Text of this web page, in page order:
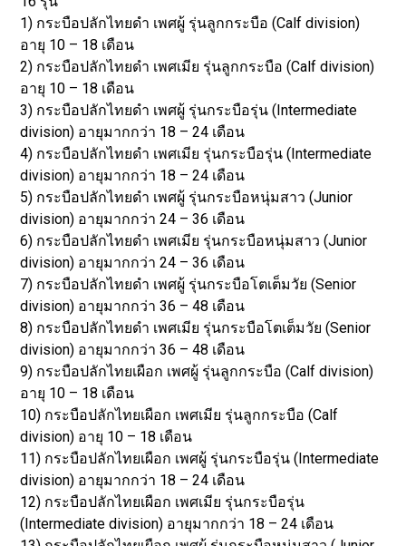
1) กระบือปลักไทยดำ เพศผู้ รุ่นลูกกระบือ (Calf division)
อายุ 10 – 18 เดือน
2) กระบือปลักไทยดำ เพศเมีย รุ่นลูกกระบือ (Calf division)
อายุ 10 – 18 เดือน
3) กระบือปลักไทยดำ เพศผู้ รุ่นกระบือรุ่น (Intermediate
division) อายุมากกว่า 18 – 24 เดือน
4) กระบือปลักไทยดำ เพศเมีย รุ่นกระบือรุ่น (Intermediate
division) อายุมากกว่า 18 – 24 เดือน
5) กระบือปลักไทยดำ เพศผู้ รุ่นกระบือหนุ่มสาว (Junior
division) อายุมากกว่า 24 – 36 เดือน
6) กระบือปลักไทยดำ เพศเมีย รุ่นกระบือหนุ่มสาว (Junior
division) อายุมากกว่า 24 – 36 เดือน
7) กระบือปลักไทยดำ เพศผู้ รุ่นกระบือโตเต็มวัย (Senior
division) อายุมากกว่า 36 – 48 เดือน
8) กระบือปลักไทยดำ เพศเมีย รุ่นกระบือโตเต็มวัย (Senior
division) อายุมากกว่า 36 – 48 เดือน
9) กระบือปลักไทยเผือก เพศผู้ รุ่นลูกกระบือ (Calf division)
อายุ 10 – 18 เดือน
10) กระบือปลักไทยเผือก เพศเมีย รุ่นลูกกระบือ (Calf
division) อายุ 10 – 18 เดือน
11) กระบือปลักไทยเผือก เพศผู้ รุ่นกระบือรุ่น (Intermediate
division) อายุมากกว่า 18 – 24 เดือน
12) กระบือปลักไทยเผือก เพศเมีย รุ่นกระบือรุ่น
(Intermediate division) อายุมากกว่า 18 – 24 เดือน